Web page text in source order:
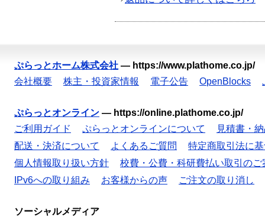
ぷらっとホーム株式会社 — https://www.plathome.co.jp/
会社概要
株主・投資家情報 電子公告 OpenBlocks
ぷらっとオンライン — https://online.plathome.co.jp/
ご利用ガイド
ぷらっとオンラインについて
見積書・
配送・決済について
よくあるご質問
特定商取引法に
個人情報取り扱い方針
校費・公費・科研費払い取引のご
IPv6への取り組み
お客様からの声 ご注文の取り消し
ソーシャルメディア